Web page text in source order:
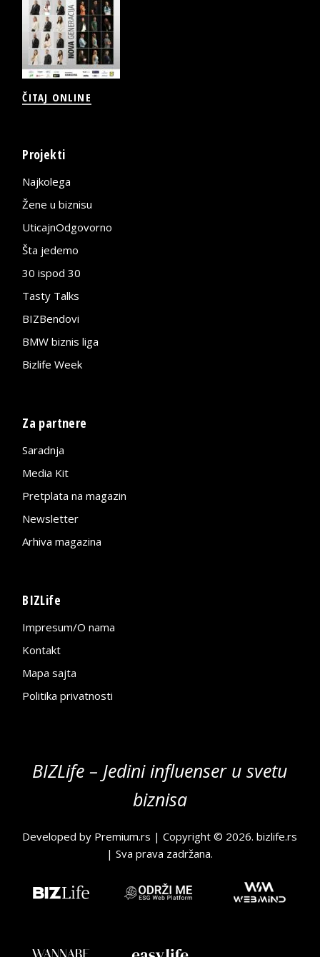
ČITAJ ONLINE
Projekti
Najkolega
Žene u biznisu
UticajnOdgovorno
Šta jedemo
30 ispod 30
Tasty Talks
BIZBendovi
BMW biznis liga
Bizlife Week
Za partnere
Saradnja
Media Kit
Pretplata na magazin
Newsletter
Arhiva magazina
BIZLife
Impresum/O nama
Kontakt
Mapa sajta
Politika privatnosti
BIZLife – Jedini influenser u svetu
biznisa
Developed by Premium.rs | Copyright © 2026.bizlife.rs
| Sva prava zadržana.